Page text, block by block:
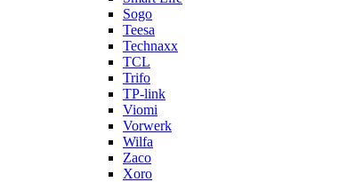
Sogo
Teesa
Technaxx
TCL
Trifo
TP-link
Viomi
Vorwerk
Wilfa
Zaco
Xoro